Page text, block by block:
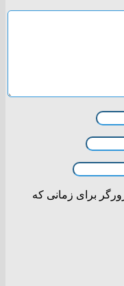
برای زمانی که